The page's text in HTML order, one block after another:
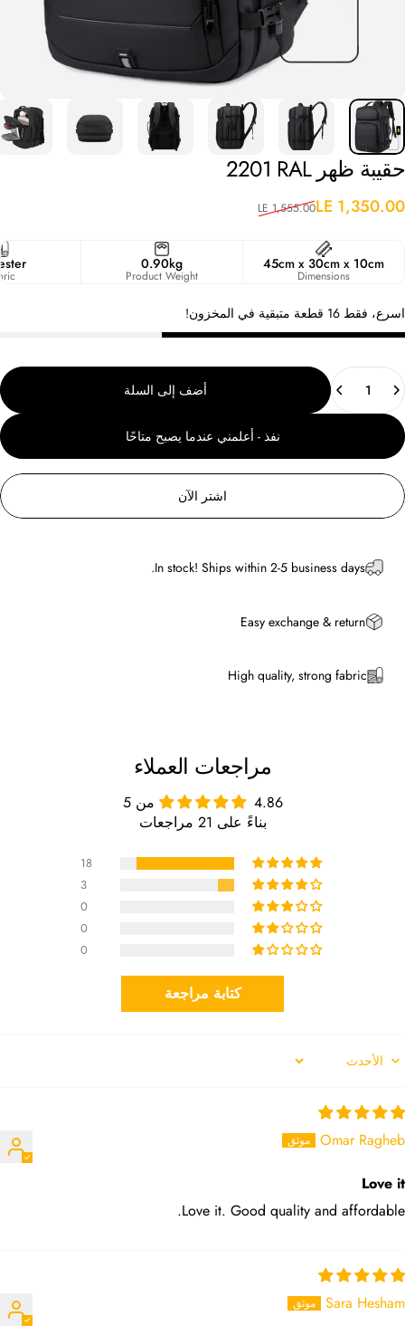
حقيبة ظهر RAL
2201
سعر البيع
LE 1,350.00
السعر العادي LE 1,555.00
45cm x 30cm x 10cm
Dimensions
0.90kg
Product Weight
اسرع، فقط 16 قطعة متبقية في المخزون!
الكمية
أضف إلى السلة
نفذ - أعلمني عندما يصبح متاحًا
اشتر الآن
In stock! Ships within 2-5 business days.
Easy exchange & return
High quality, strong fabric
مراجعات العملاء
4.86 من 5
بناءً على 21 مراجعات
18
3
0
0
0
كتابة مراجعة
Sort by
Omar Ragheb
Love it
Love it. Good quality and affordable.
Sara Hesham